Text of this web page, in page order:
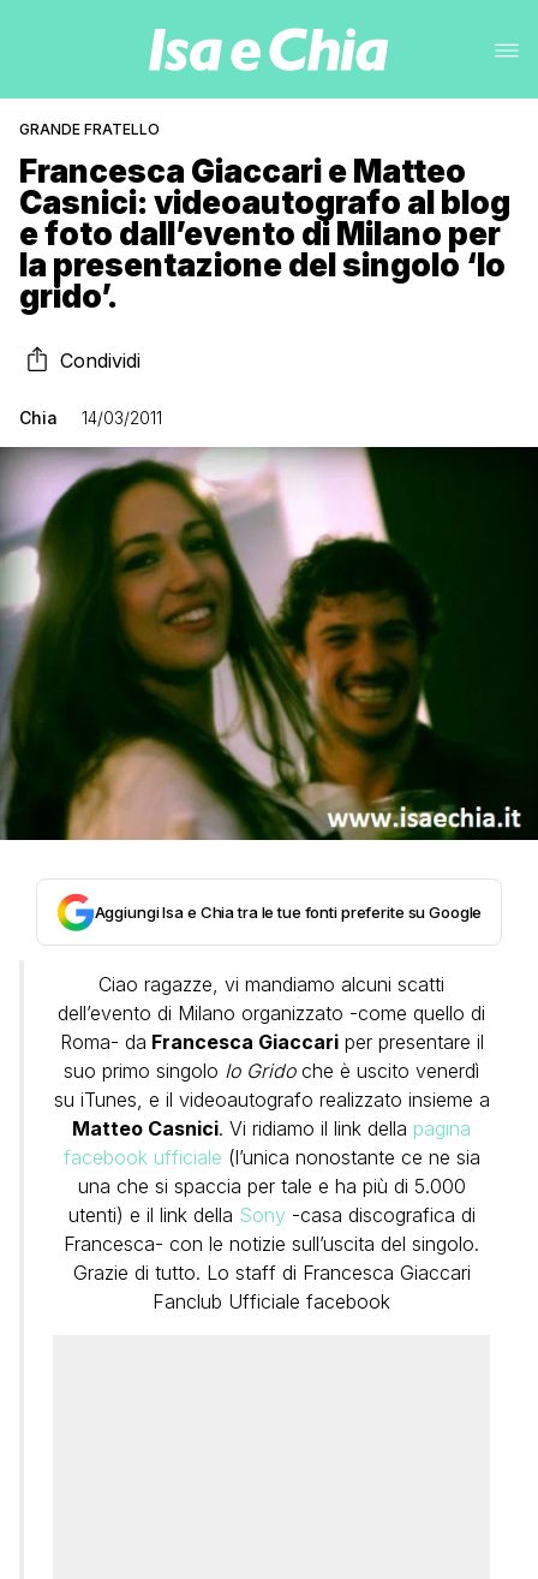
GRANDE FRATELLO
Francesca Giaccari e Matteo
Casnici: videoautografo al blog
e foto dall’evento di Milano per
la presentazione del singolo ‘Io
grido’.
Condividi
Chia 14/03/2011
Aggiungi Isa e Chia tra le tue fonti preferite su Google
Ciao ragazze, vi mandiamo alcuni scatti
dell’evento di Milano organizzato -come quello di
Roma- da Francesca Giaccariper presentare il
suo primo singolo Io Gridoche è uscito venerdì
su iTunes, e il videoautografo realizzato insieme a
Matteo Casnici. Vi ridiamo il link della pagina
facebook ufficiale (l’unica nonostante ce ne sia
una che si spaccia per tale e ha più di 5.000
utenti) e il link della Sony-casa discografica di
Francesca- con le notizie sull’uscita del singolo.
Grazie di tutto. Lo staff di Francesca Giaccari
Fanclub Ufficiale facebook